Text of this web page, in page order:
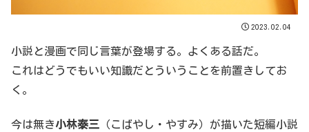
2023.02.04
小説と漫画で同じ言葉が登場する。よくある話だ。
これはどうでもいい知識だとういうことを前置きしてお
く。
今は無き小林泰三 （こばやし・やすみ）が描いた短編小説